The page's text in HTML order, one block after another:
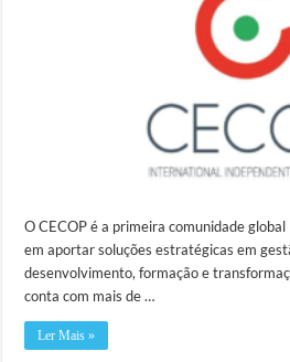
O CECOP é a primeira comunidade
em aportar soluções estratégicas em
desenvolvimento, formação e
conta com mais de …
Ler Mais »